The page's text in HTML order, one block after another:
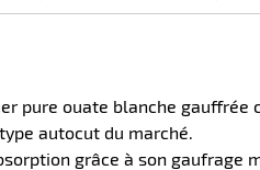
pure ouate blanche
autocut du marché.
grâce à son gaufrage